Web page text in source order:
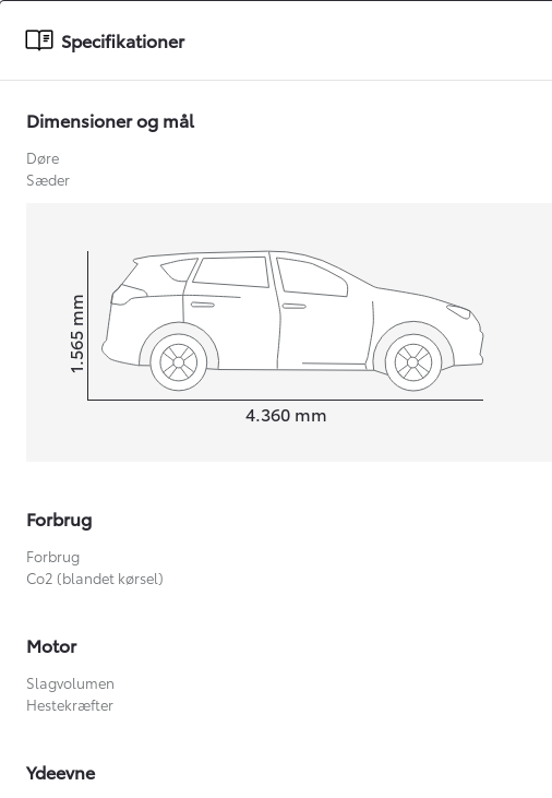
Specifikationer
Dimensioner og mål
Døre
Sæder
4.360 mm
Højt1.565
mm
Forbrug
Forbrug
Co2 (blandet kørsel)
Motor
Slagvolumen
Hestekræfter
Ydeevne